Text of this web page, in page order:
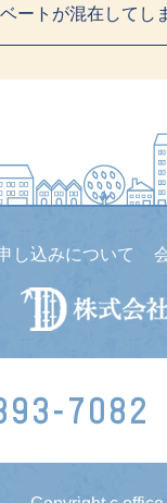
ートが混在してし
し込みについて